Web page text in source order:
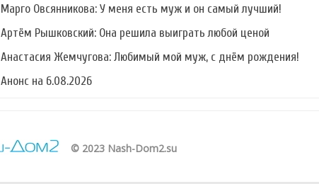
Марго Овсянникова: У меня есть муж и он самый лучший!
Артём Рышковский: Она решила выиграть любой ценой
Анастасия Жемчугова: Любимый мой муж, с днём рождения!
Анонс на 6.08.2026
© 2023 Nash-Dom2.su